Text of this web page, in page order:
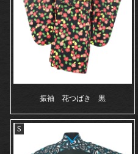
振袖 花つばき 黒
S